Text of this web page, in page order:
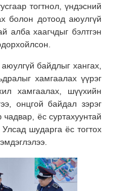
тогтнол, үндэсний
болон дотоод аюулгүй
алба хаагчдыг бэлтгэн
байдлыг хангах,
хамгаалах үүрэг
хамгаалах, шүүхийн
онцгой байдал зэрэг
ёс суртахуунтай
шударга ёс тогтох